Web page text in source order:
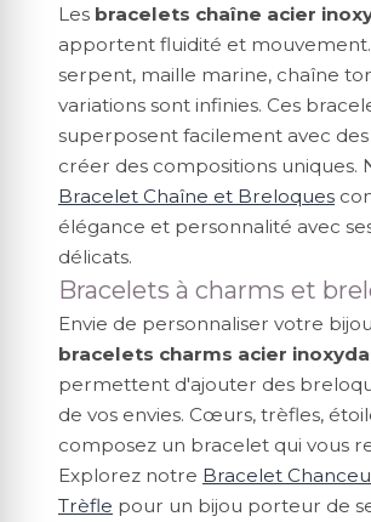
Les bracelets chaîne acier
apportent fluidité et
serpent, maille marine, chaîne
variations sont infinies. Ces
superposent facilement avec
créer des compositions uniques.
Bracelet Chaîne et Breloques
élégance et personnalité avec
délicats.
Bracelets à charms et
Envie de personnaliser votre
bracelets charms acier
permettent d'ajouter des
de vos envies. Cœurs, trèfles,
composez un bracelet qui vous
Explorez notre Bracelet
Trèfle pour un bijou porteur de